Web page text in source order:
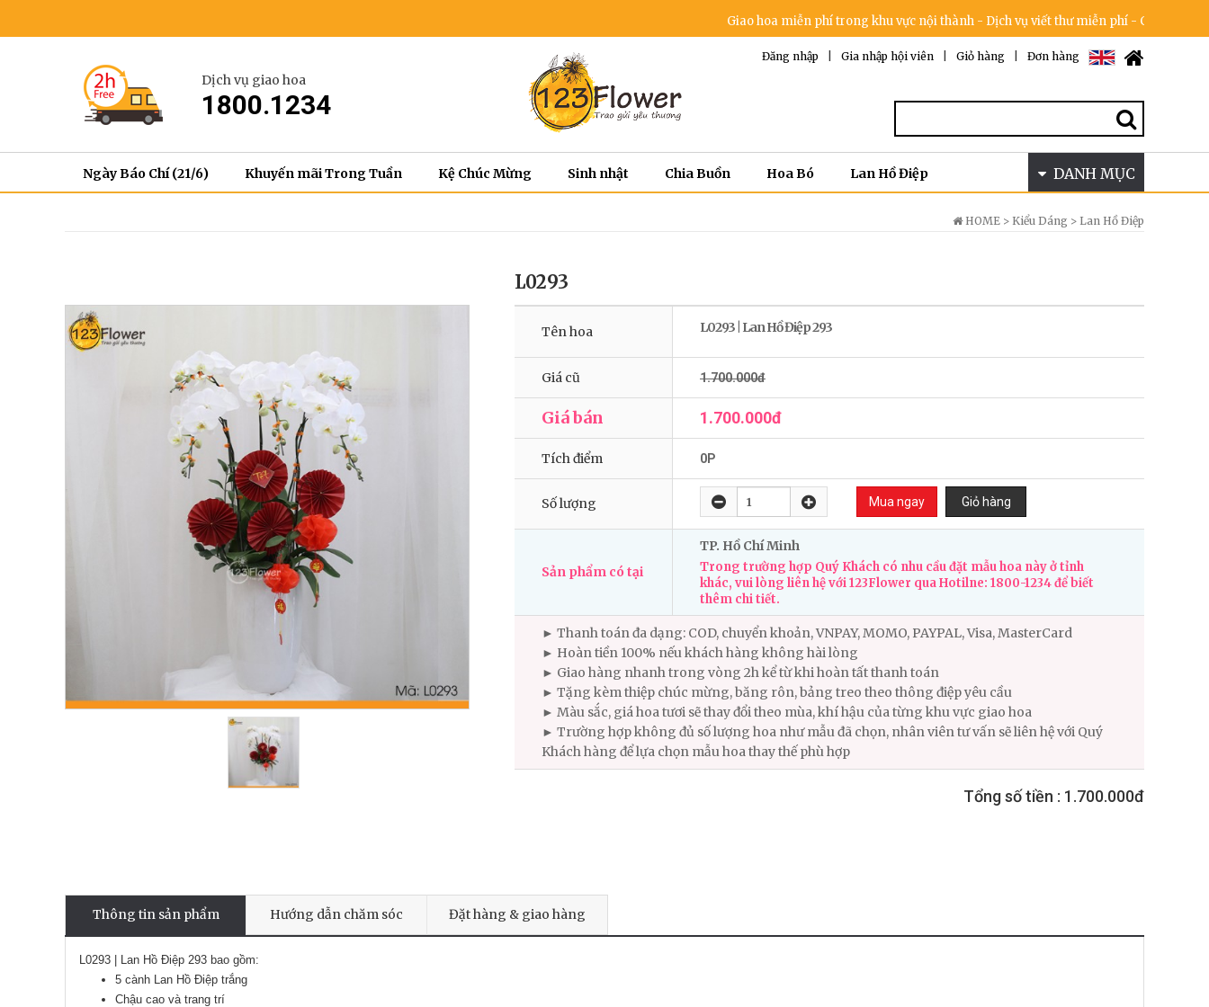
Giao hoa miễn phí trong khu vực nội thành - Dịch vụ viết thư miễn phí - Cam kết không
Dịch vụ giao hoa
1800.1234
Đơn hàng
Giỏ hàng
Gia nhập hội viên
Đăng nhập
Ngày Báo Chí (21/6) Khuyến mãi Trong Tuần Kệ Chúc Mừng Sinh nhật Chia Buồn Hoa Bó Lan Hồ Điệp DANH MỤC
HOME > Kiểu Dáng > Lan Hồ Điệp
L0293
Tên hoa L0293 | Lan Hồ Điệp 293
Giá cũ 1.700.000đ
Giá bán 1.700.000đ
Tích điểm 0P
Số lượng
Sản phẩm có tại
TP. Hồ Chí Minh
Trong trường hợp Quý Khách có nhu cầu đặt mẫu hoa này ở tỉnh
khác, vui lòng liên hệ với 123Flower qua Hotilne: 1800-1234 để biết
thêm chi tiết.
► Thanh toán đa dạng: COD, chuyển khoản, VNPAY, MOMO, PAYPAL, Visa, MasterCard
► Hoàn tiền 100% nếu khách hàng không hài lòng
► Giao hàng nhanh trong vòng 2h kể từ khi hoàn tất thanh toán
► Tặng kèm thiệp chúc mừng, băng rôn, bảng treo theo thông điệp yêu cầu
► Màu sắc, giá hoa tươi sẽ thay đổi theo mùa, khí hậu của từng khu vực giao hoa
► Trường hợp không đủ số lượng hoa như mẫu đã chọn, nhân viên tư vấn sẽ liên hệ với Quý
Khách hàng để lựa chọn mẫu hoa thay thế phù hợp
Tổng số tiền : 1.700.000đ
Thông tin sản phẩm Hướng dẫn chăm sóc Đặt hàng & giao hàng
L0293 | Lan Hồ Điệp 293 bao gồm:
5 cành Lan Hồ Điệp trắng
Chậu cao và trang trí